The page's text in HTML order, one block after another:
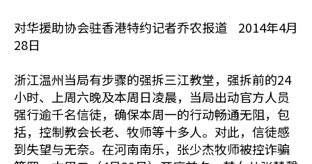
对华援助协会驻香港特约记者乔农报道 2014年4月
28日
浙江温州当局有步骤的强拆三江教堂，强拆前的24
小时、上周六晚及本周日凌晨，当局出动官方人员
强行逾千名信徒，确保本周一的行动畅通无阻，包
括，控制教会长老、牧师等十多人。对此，信徒感
到失望与无奈。在河南南乐，张少杰牧师被控诈骗